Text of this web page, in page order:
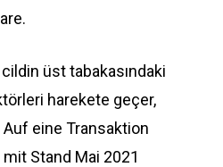
cildin üst tabakasındaki
harekete geçer,
eine Transaktion
Stand Mai 2021